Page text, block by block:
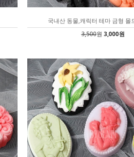
국내산 동물,캐릭터 테마 금형 몰
3,500원 3,000원